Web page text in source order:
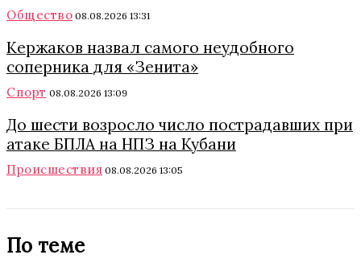
Общество 08.08.2026 13:31
Кержаков назвал самого неудобного
соперника для «Зенита»
Спорт 08.08.2026 13:09
До шести возросло число пострадавших при
атаке БПЛА на НПЗ на Кубани
Происшествия 08.08.2026 13:05
По теме